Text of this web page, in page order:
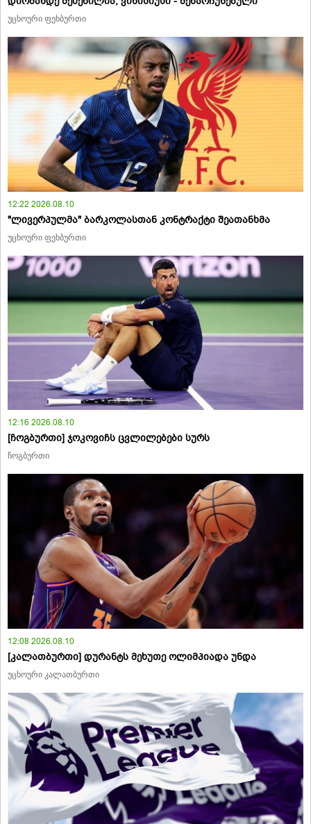
უცხოური ფეხბურთი
12:22 2026.08.10
"ლივერპულმა" ბარკოლასთან კონტრაქტი შეათანხმა
უცხოური ფეხბურთი
12:16 2026.08.10
[ჩოგბურთი] ჯოკოვიჩს ცვლილებები სურს
ჩოგბურთი
12:08 2026.08.10
[კალათბურთი] დურანტს მეხუთე ოლიმპიადა უნდა
უცხოური კალათბურთი